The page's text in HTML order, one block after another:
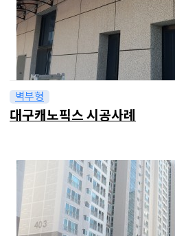
벽부형
대구캐노픽스 시공사례